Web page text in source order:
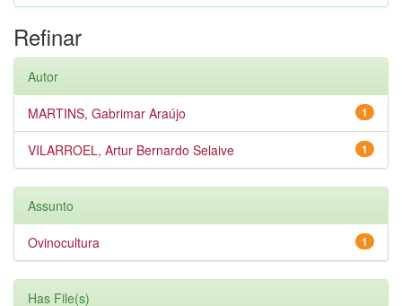
Refinar
Autor
1
MARTINS, Gabrimar Araújo
1
VILARROEL, Artur Bernardo Selaive
Assunto
1
Ovinocultura
Has File(s)